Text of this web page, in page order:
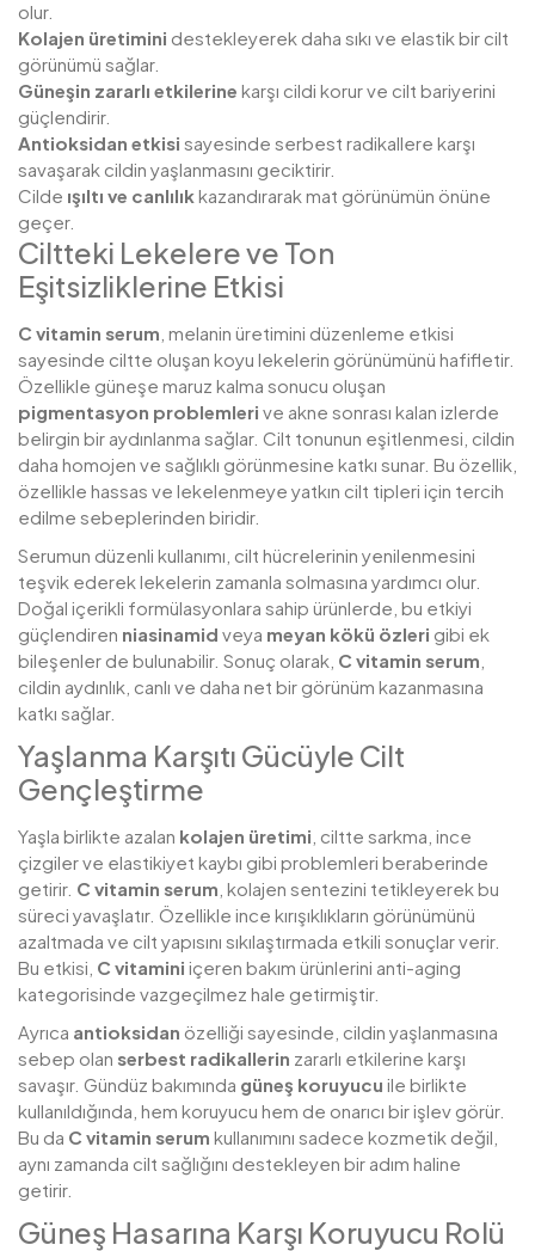
olur.
Kolajen üretimini destekleyerek daha sıkı ve elastik bir cilt
görünümü sağlar.
Güneşin zararlı etkilerine karşı cildi korur ve cilt bariyerini
güçlendirir.
Antioksidan etkisi sayesinde serbest radikallere karşı
savaşarak cildin yaşlanmasını geciktirir.
Cilde ışıltı ve canlılıkkazandırarak mat görünümün önüne
geçer.
Ciltteki Lekelere ve Ton
Eşitsizliklerine Etkisi
C vitamin serum , melanin üretimini düzenleme etkisi
sayesinde ciltte oluşan koyu lekelerin görünümünü hafifletir.
Özellikle güneşe maruz kalma sonucu oluşan
pigmentasyon problemleri ve akne sonrası kalan izlerde
belirgin bir aydınlanma sağlar. Cilt tonunun eşitlenmesi, cildin
daha homojen ve sağlıklı görünmesine katkı sunar. Bu özellik,
özellikle hassas ve lekelenmeye yatkın cilt tipleri için tercih
edilme sebeplerinden biridir.
Serumun düzenli kullanımı, cilt hücrelerinin yenilenmesini
teşvik ederek lekelerin zamanla solmasına yardımcı olur.
Doğal içerikli formülasyonlara sahip ürünlerde, bu etkiyi
güçlendiren niasinamid veya meyan kökü özleri gibi ek
bileşenler de bulunabilir. Sonuç olarak, C vitamin serum
cildin aydınlık, canlı ve daha net bir görünüm kazanmasına
katkı sağlar.
Yaşlanma Karşıtı Gücüyle Cilt
Gençleştirme
Yaşla birlikte azalan kolajen üretimi , ciltte sarkma, ince
çizgiler ve elastikiyet kaybı gibi problemleri beraberinde
getirir. C vitamin serum , kolajen sentezini tetikleyerek bu
süreci yavaşlatır. Özellikle ince kırışıklıkların görünümünü
azaltmada ve cilt yapısını sıkılaştırmada etkili sonuçlar verir.
Bu etkisi, C vitamini içeren bakım ürünlerini anti-aging
kategorisinde vazgeçilmez hale getirmiştir.
Ayrıca antioksidan özelliği sayesinde, cildin yaşlanmasına
sebep olan serbest radikallerin zararlı etkilerine karşı
savaşır. Gündüz bakımında güneş koruyucu ile birlikte
kullanıldığında, hem koruyucu hem de onarıcı bir işlev görür.
Bu da C vitamin serum kullanımını sadece kozmetik değil,
aynı zamanda cilt sağlığını destekleyen bir adım haline
getirir.
Güneş Hasarına Karşı Koruyucu Rolü